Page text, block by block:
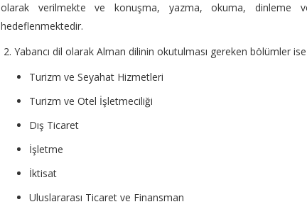
olarak verilmekte ve konuşma, yazma, okuma, dinleme
hedeflenmektedir.
2. Yabancı dil olarak Alman dilinin okutulması gereken bölümler
Turizm ve Seyahat Hizmetleri
Turizm ve Otel İşletmeciliği
Dış Ticaret
İşletme
İktisat
Uluslararası Ticaret ve Finansman